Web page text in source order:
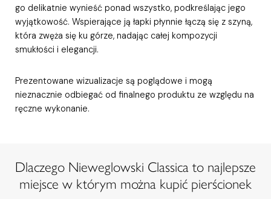
go delikatnie wynieść ponad wszystko, podkreślając jego
wyjątkowość. Wspierające ją łapki płynnie łączą się z szyną,
która zwęża się ku górze, nadając całej kompozycji
smukłości i elegancji.
Prezentowane wizualizacje są poglądowe i mogą
nieznacznie odbiegać od finalnego produktu ze względu na
ręczne wykonanie.
Dlaczego Nieweglowski Classica to najlepsze
miejsce w którym można kupić pierścionek